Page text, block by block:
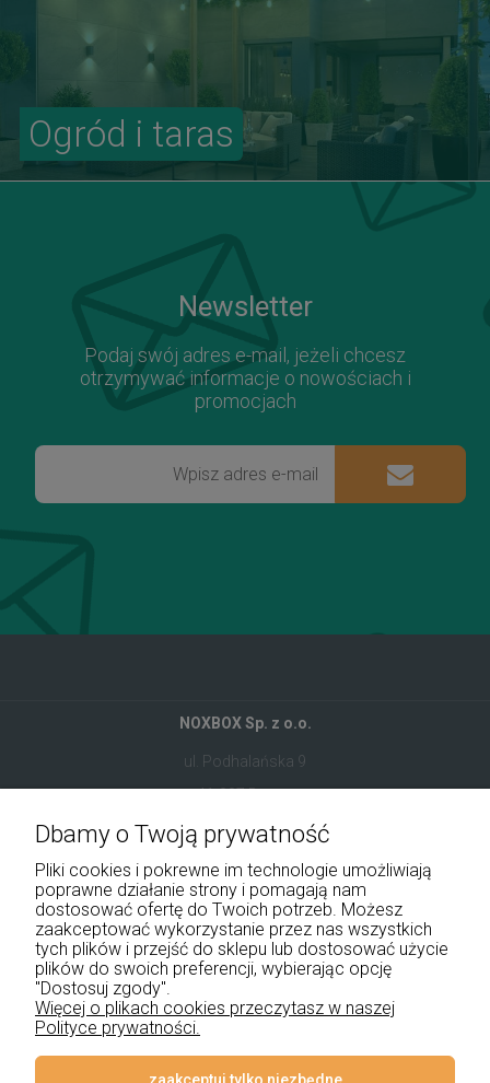
Ogród i taras
Newsletter
Podaj swój adres e-mail, jeżeli chcesz
otrzymywać informacje o nowościach i
promocjach
NOXBOX Sp. z o.o.
ul. Podhalańska 9
41-907 Bytom
+48 534 555 344
sklep@noxbox.pl
Pomoc
Płatności i dostawa
Informacje
Dbamy o Twoją prywatność
Pliki cookies i pokrewne im technologie umożliwiają
poprawne działanie strony i pomagają nam
dostosować ofertę do Twoich potrzeb. Możesz
zaakceptować wykorzystanie przez nas wszystkich
tych plików i przejść do sklepu lub dostosować użycie
plików do swoich preferencji, wybierając opcję
"Dostosuj zgody".
Więcej o plikach cookies przeczytasz w naszej
Polityce prywatności.